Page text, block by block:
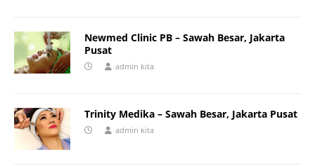
Newmed Clinic PB – Sawah Besar, Jakarta
Pusat
admin kita
Trinity Medika – Sawah Besar, Jakarta Pusat
admin kita